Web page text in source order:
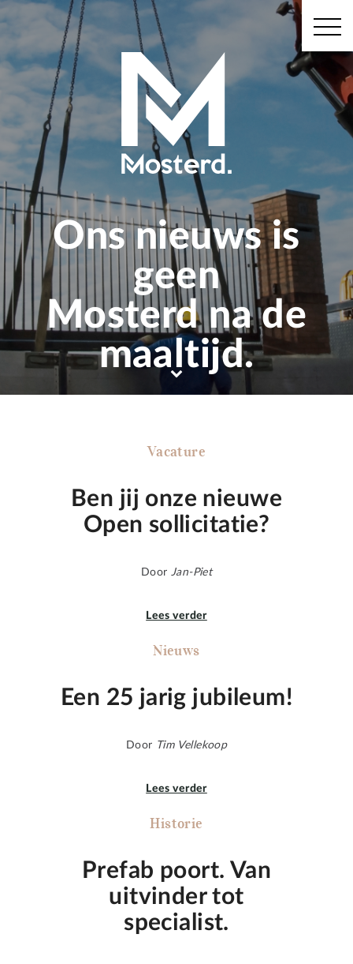
Ons nieuws is
geen
Mosterd na de
maaltijd.
Vacature
Ben jij onze nieuwe
Open sollicitatie?
Door Jan-Piet
Lees verder
Nieuws
Een 25 jarig jubileum!
Door Tim Vellekoop
Lees verder
Historie
Prefab poort. Van
uitvinder tot
specialist.